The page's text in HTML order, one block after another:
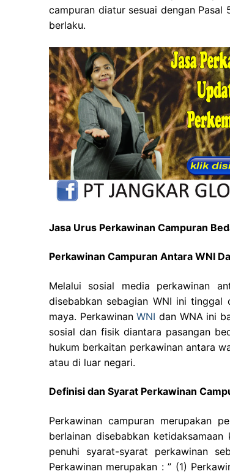
campuran diatur sesuai dengan
berlaku.
Jasa Urus Perkawinan Campuran
Perkawinan Campuran Antara WNI
Melalui sosial media perkawinan
disebabkan sebagian WNI ini tinggal
maya. PerkawinanWNI dan WNA ini
sosial dan fisik diantara pasangan
hukum berkaitan perkawinan antara
atau di luar negari.
Definisi dan Syarat Perkawinan
Perkawinan campuran merupakan
berlainan disebabkan
penuhi syarat-syarat perkawinan
Perkawinan merupakan : ” (1)